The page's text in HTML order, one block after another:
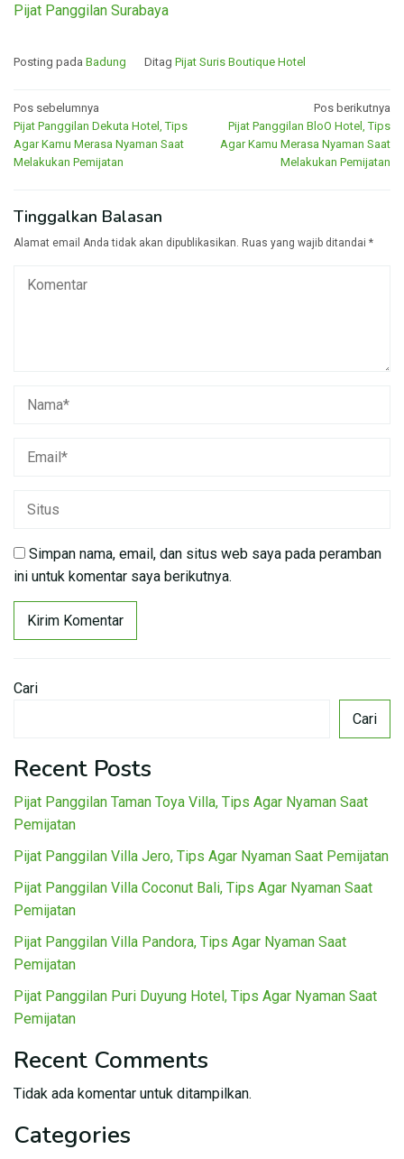
Pijat Panggilan Surabaya
Posting pada Badung Ditag Pijat Suris Boutique Hotel
Navigasi
pos
Pos sebelumnya
Pijat Panggilan Dekuta Hotel, Tips
Agar Kamu Merasa Nyaman Saat
Melakukan Pemijatan
Pos berikutnya
Pijat Panggilan BloO Hotel, Tips
Agar Kamu Merasa Nyaman Saat
Melakukan Pemijatan
Tinggalkan Balasan
Alamat email Anda tidak akan dipublikasikan. Ruas yang wajib ditandai *
Simpan nama, email, dan situs web saya pada peramban
ini untuk komentar saya berikutnya.
Cari
Cari
Recent Posts
Pijat Panggilan Taman Toya Villa, Tips Agar Nyaman Saat
Pemijatan
Pijat Panggilan Villa Jero, Tips Agar Nyaman Saat Pemijatan
Pijat Panggilan Villa Coconut Bali, Tips Agar Nyaman Saat
Pemijatan
Pijat Panggilan Villa Pandora, Tips Agar Nyaman Saat
Pemijatan
Pijat Panggilan Puri Duyung Hotel, Tips Agar Nyaman Saat
Pemijatan
Recent Comments
Tidak ada komentar untuk ditampilkan.
Categories